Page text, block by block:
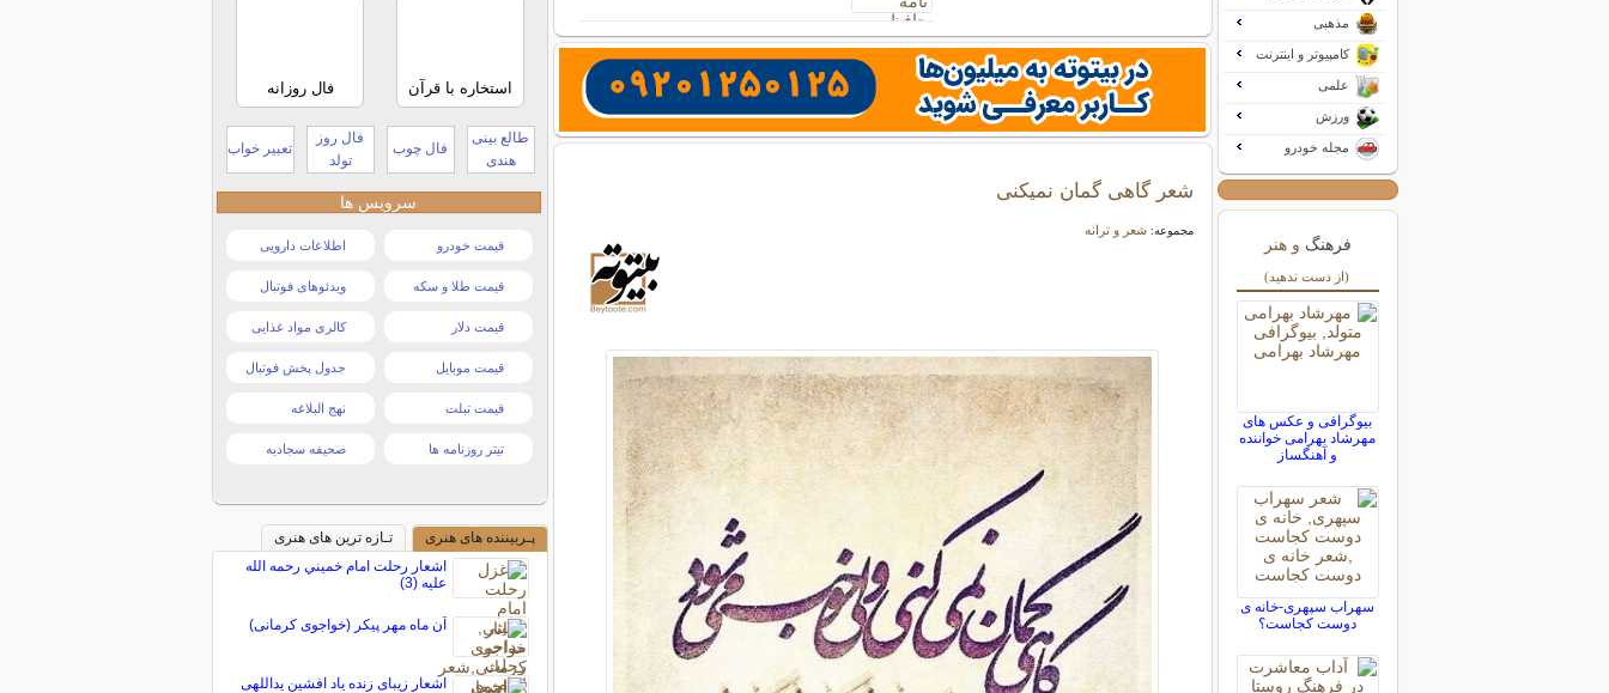
شعر گاهی گمان نمیکنی
مجموعه:شعر و ترانه
مذهبی
کامپیوتر و اینترنت
علمی
ورزش
مجله خودرو
فرهنگ و هنر
(از دست ندهید)
بیوگرافی و عکس های
مهرشاد بهرامی خواننده
و آهنگساز
سهراب سپهری-خانه ی
دوست کجاست؟
استخاره با قرآن فال روزانه
طالع بینی
هندی
فال چوب
فال روز
تولد
تعبیر خواب
سرویس ها
قیمت خودرو اطلاعات دارویی
قیمت طلا و سکه ویدئوهای فوتبال
قیمت دلار کالری مواد غذایی
قیمت موبایل جدول پخش فوتبال
قیمت تبلت نهج البلاغه
تیتر روزنامه ها صحیفه سجادیه
پـربیننده های هنری
تـازه ترین های هنری
اشعار رحلت امام خميني رحمه الله
عليه (3)
آن ماه مهر پیکر (خواجوی کرمانی)
اشعار زیبای زنده یاد افشین یداللهی